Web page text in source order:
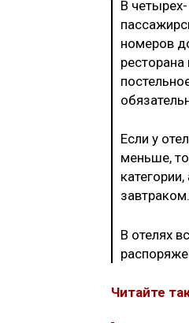
В
номеров
Если у
меньше,
завтраком.
В отелях
Читайте